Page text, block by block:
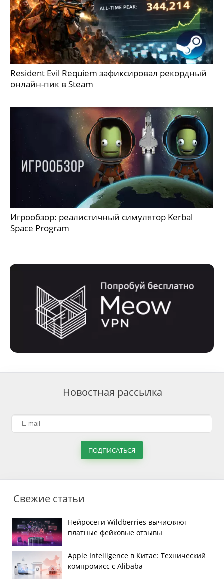
Новостная рассылка
ПОДПИСАТЬСЯ
Свежие статьи
Нейросети Wildberries вычисляют
платные фейковые отзывы
Apple Intelligence в Китае: Технический
компромисс с Alibaba
Resident Evil Requiem зафиксировал рекордный
онлайн-пик в Steam
Игрообзор: реалистичный симулятор Kerbal
Space Program